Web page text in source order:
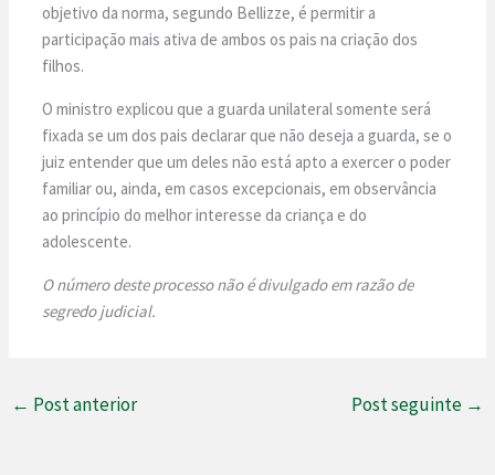
objetivo da norma, segundo Bellizze, é permitir a
participação mais ativa de ambos os pais na criação dos
filhos.
O ministro explicou que a guarda unilateral somente será
fixada se um dos pais declarar que não deseja a guarda, se o
juiz entender que um deles não está apto a exercer o poder
familiar ou, ainda, em casos excepcionais, em observância
ao princípio do melhor interesse da criança e do
adolescente.
O número deste processo não é divulgado em razão de
segredo judicial.
← Post anterior Post seguinte →